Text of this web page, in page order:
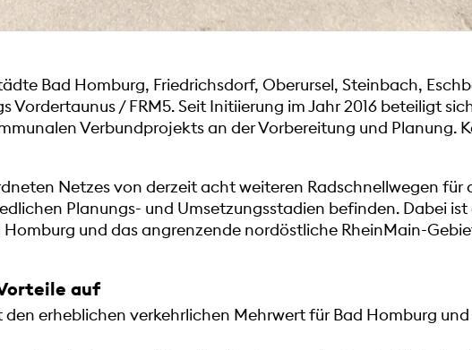
Bad Homburg, Friedrichsdorf, Oberursel, Steinbach,
Vordertaunus / FRM5. Seit Initiierung im Jahr 2016 beteiligt
Verbundprojekts an der Vorbereitung und Planung.
Netzes von derzeit acht weiteren Radschnellwegen
Planungs- und Umsetzungsstadien befinden. Dabei
und das angrenzende nordöstliche RheinMain-
auf
erheblichen verkehrlichen Mehrwert für Bad Homburg